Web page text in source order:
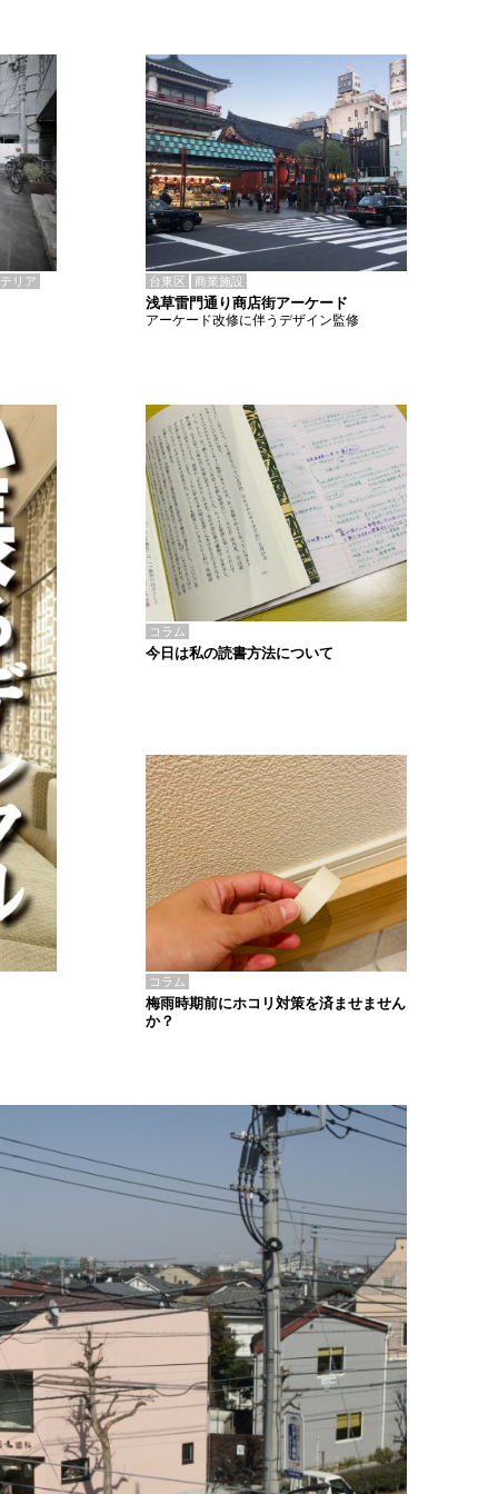
リア 台東区 商業施設
浅草雷門通り商店街アーケード
アーケード改修に伴うデザイン監修
コラム
今日は私の読書方法について
コラム
梅雨時期前にホコリ対策を済ませません
か？